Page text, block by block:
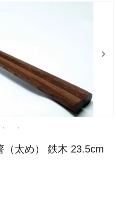
（太め） 鉄木 23.5cm